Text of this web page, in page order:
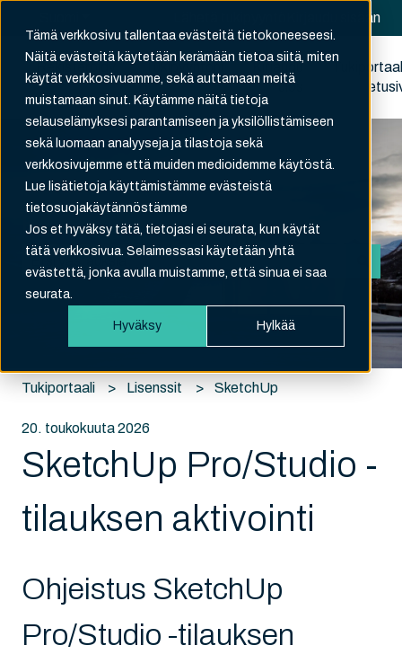
Tämä verkkosivu tallentaa evästeitä tietokoneeseesi.
Näitä evästeitä käytetään kerämään tietoa siitä, miten
käytät verkkosivuamme, sekä auttamaan meitä
muistamaan sinut. Käytämme näitä tietoja
selauselämyksesi parantamiseen ja yksilöllistämiseen
sekä luomaan analyyseja ja tilastoja sekä
verkkosivujemme että muiden medioidemme käytöstä.
Lue lisätietoja käyttämistämme evästeistä
tietosuojakäytännöstämme
Jos et hyväksy tätä, tietojasi ei seurata, kun käytät
tätä verkkosivua. Selaimessasi käytetään yhtä
evästettä, jonka avulla muistamme, että sinua ei saa
seurata.
Hyväksy Hylkää
Kirjaudu sisään
Kirjaudu
ulos
Hei. Kuinka voimme auttaa?
Ehdotuksia ei ole, koska hakukenttä on tyhjä.
Tukiportaali Lisenssit SketchUp
20. toukokuuta 2026
SketchUp Pro/Studio -
tilauksen aktivointi
Ohjeistus SketchUp
Pro/Studio -tilauksen